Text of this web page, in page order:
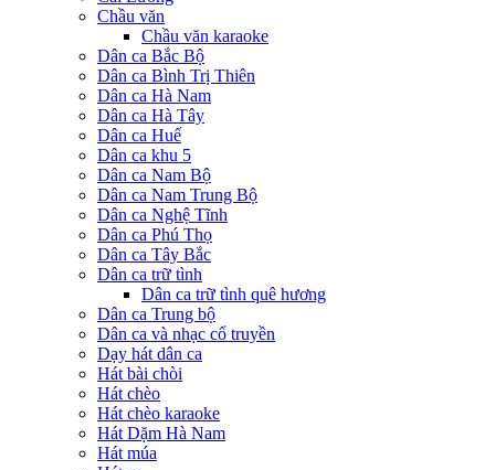
Chầu văn
Chầu văn karaoke
Dân ca Bắc Bộ
Dân ca Bình Trị Thiên
Dân ca Hà Nam
Dân ca Hà Tây
Dân ca Huế
Dân ca khu 5
Dân ca Nam Bộ
Dân ca Nam Trung Bộ
Dân ca Nghệ Tĩnh
Dân ca Phú Thọ
Dân ca Tây Bắc
Dân ca trữ tình
Dân ca trữ tình quê hương
Dân ca Trung bộ
Dân ca và nhạc cổ truyền
Dạy hát dân ca
Hát bài chòi
Hát chèo
Hát chèo karaoke
Hát Dặm Hà Nam
Hát múa